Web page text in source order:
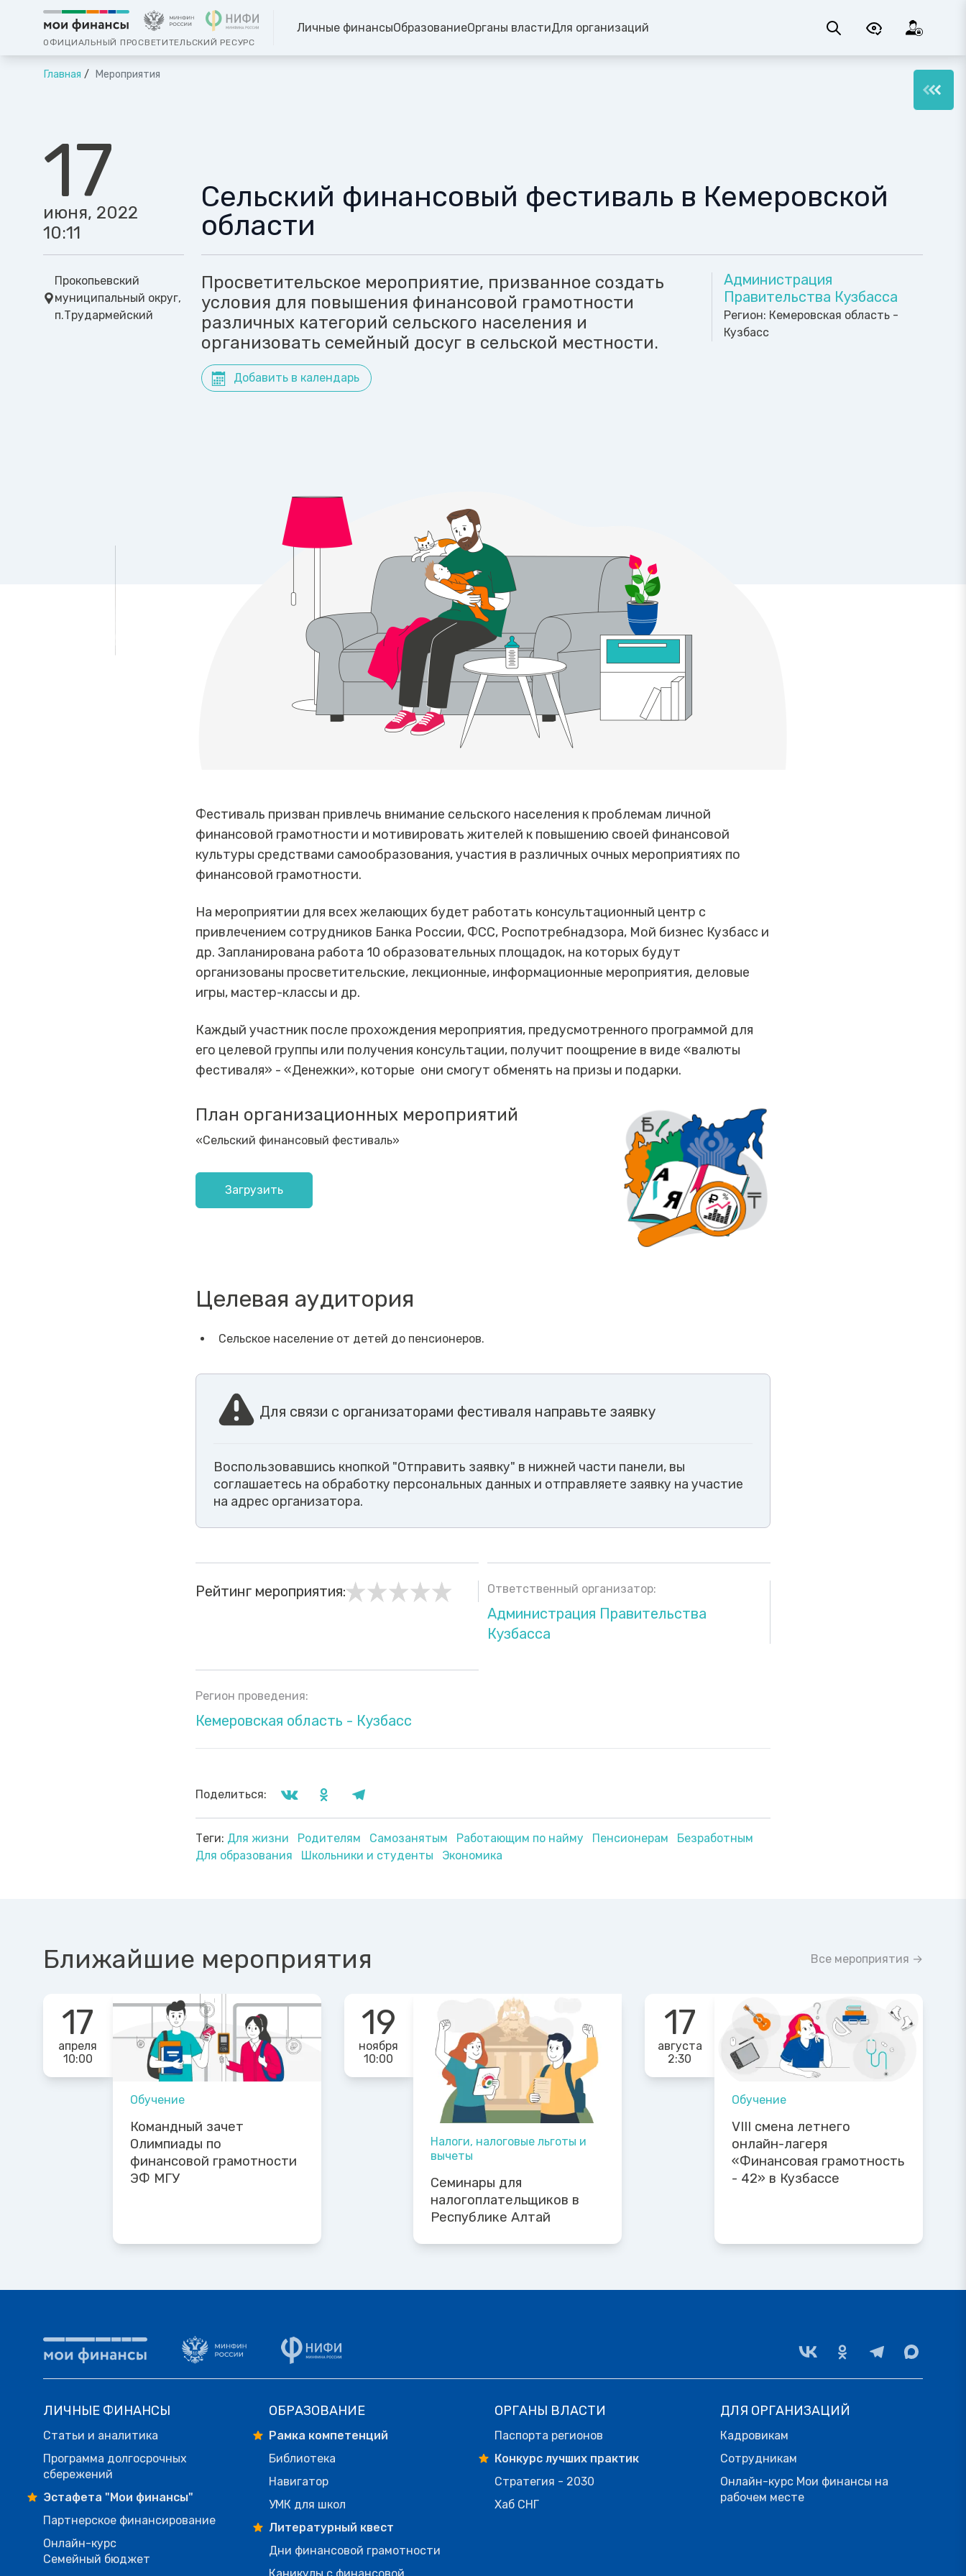
ОФИЦИАЛЬНЫЙ ПРОСВЕТИТЕЛЬСКИЙ РЕСУРС
Личные финансыОбразованиеОрганы властиДля организаций
Главная Мероприятия
17
июня, 2022
10:11
Прокопьевский
муниципальный округ,
п.Трудармейский
Сельский финансовый фестиваль в Кемеровской
области
Просветительское мероприятие, призванное создать
условия для повышения финансовой грамотности
различных категорий сельского населения и
организовать семейный досуг в сельской местности.
Добавить в календарь
Администрация
Правительства Кузбасса
Регион: Кемеровская область -
Кузбасс
Фестиваль призван привлечь внимание сельского населения к проблемам личной
финансовой грамотности и мотивировать жителей к повышению своей финансовой
культуры средствами самообразования, участия в различных очных мероприятиях по
финансовой грамотности.
На мероприятии для всех желающих будет работать консультационный центр с
привлечением сотрудников Банка России, ФСС, Роспотребнадзора, Мой бизнес Кузбасс и
др. Запланирована работа 10 образовательных площадок, на которых будут
организованы просветительские, лекционные, информационные мероприятия, деловые
игры, мастер-классы и др.
Каждый участник после прохождения мероприятия, предусмотренного программой для
его целевой группы или получения консультации, получит поощрение в виде «валюты
фестиваля» - «Денежки», которые они смогут обменять на призы и подарки.
План организационных мероприятий
«Сельский финансовый фестиваль»
Загрузить
Целевая аудитория
Сельское население от детей до пенсионеров.
Для связи с организаторами фестиваля направьте заявку
Воспользовавшись кнопкой "Отправить заявку" в нижней части панели, вы
соглашаетесь на обработку персональных данных и отправляете заявку на участие
на адрес организатора.
Рейтинг мероприятия: Ответственный организатор:
Администрация Правительства
Кузбасса
Регион проведения:
Кемеровская область - Кузбасс
Поделиться:
Теги: Для жизни Родителям Самозанятым Работающим по найму Пенсионерам
Безработным
Для образования
Школьники и студенты Экономика
Ближайшие мероприятия Все мероприятия →
17
апреля
10:00
Обучение
Командный зачет
Олимпиады по
финансовой грамотности
ЭФ МГУ
19
ноября
10:00
Налоги, налоговые льготы и
вычеты
Семинары для
налогоплательщиков в
Республике Алтай
17
августа
2:30
Обучение
VIII смена летнего
онлайн-лагеря
«Финансовая грамотность
- 42» в Кузбассе
ЛИЧНЫЕ ФИНАНСЫ
Статьи и аналитика
Программа долгосрочных
сбережений
Эстафета "Мои финансы"
Партнерское финансирование
Онлайн-курс
Семейный бюджет
ОБРАЗОВАНИЕ
Рамка компетенций
Библиотека
Навигатор
УМК для школ
Литературный квест
Дни финансовой грамотности
ОРГАНЫ ВЛАСТИ
Паспорта регионов
Конкурс лучших практик
Стратегия - 2030
Хаб СНГ
ДЛЯ ОРГАНИЗАЦИЙ
Кадровикам
Сотрудникам
Онлайн-курс Мои финансы на
рабочем месте